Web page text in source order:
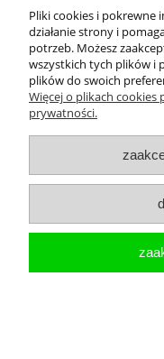
Pliki cookies i pokrewne
działanie strony i
potrzeb. Możesz
wszystkich tych plików i
plików do swoich
Więcej o plikach cookies
prywatności.